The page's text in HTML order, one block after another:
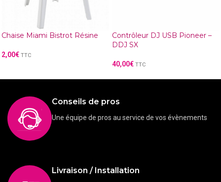
Chaise Miami Bistrot Résine
2,00€ TTC
Contrôleur DJ USB Pioneer –
DDJ SX
40,00€ TTC
Conseils de pros
Une équipe de pros au service de vos évènements
Livraison / Installation